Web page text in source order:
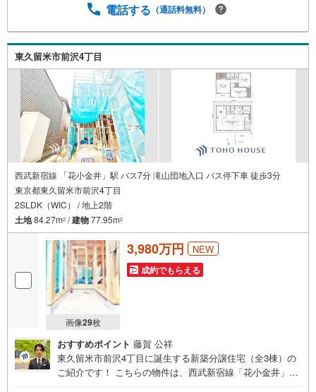
えすべく、当社では最短15分で土・日・祝日関係なく事前
って、ローンが心配な方にも、ご都合に合わせて最適なご
提案をさせて頂きますので、お気軽にご相談ください。
電話する （通話料無料）
東久留米市前沢4丁目
西武新宿線 「花小金井」駅 バス7分 滝山団地入口 バス停下車 徒歩3分
東京都東久留米市前沢4丁目
2SLDK（WIC） / 地上2階
土地84.27m2 /建物77.95m2
画像29枚
3,980万円 NEW
成約でもらえる
おすすめポイント 藤賀 公祥
東久留米市前沢4丁目に誕生する新築分譲住宅（全3棟）の
ご紹介です！ こちらの物件は、西武新宿線「花小金井」駅